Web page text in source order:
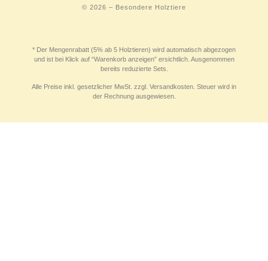
© 2026 – Besondere Holztiere
* Der Mengenrabatt (5% ab 5 Holztieren) wird automatisch abgezogen
und ist bei Klick auf “Warenkorb anzeigen” ersichtlich. Ausgenommen
bereits reduzierte Sets.
Alle Preise inkl. gesetzlicher MwSt. zzgl. Versandkosten. Steuer wird in
der Rechnung ausgewiesen.